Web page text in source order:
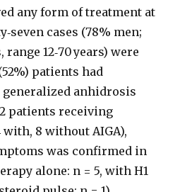
any form of treatment at
cases (78% men;
range 12‐70 years) were
patients had
anhidrosis
patients receiving
8 without AIGA),
was confirmed in
alone: n = 5, with H1